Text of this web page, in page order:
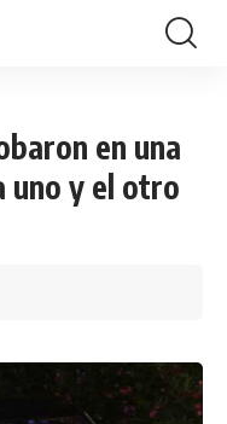
en una
uno y el otro